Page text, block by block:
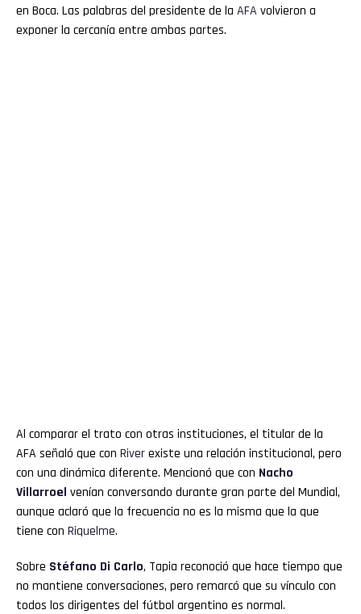
en Boca. Las palabras del presidente de la AFA volvieron a
exponer la cercanía entre ambas partes.
Al comparar el trato con otras instituciones, el titular de la
AFA señaló que con Riverexiste una relación institucional, pero
con una dinámica diferente. Mencionó que con Nacho
Villarroel venían conversando durante gran parte del Mundial,
aunque aclaró que la frecuencia no es la misma que la que
tiene con Riquelme.
Sobre Stéfano Di Carlo, Tapia reconoció que hace tiempo que
no mantiene conversaciones, pero remarcó que su vínculo con
todos los dirigentes del fútbol argentino es normal.